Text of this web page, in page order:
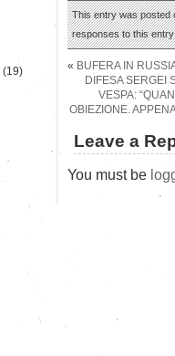
This entry was posted
responses to this
« BUFERA IN
DIFESA SERGEI
VESPA:
OBIEZIONE.
Leave a
You must be
(19)